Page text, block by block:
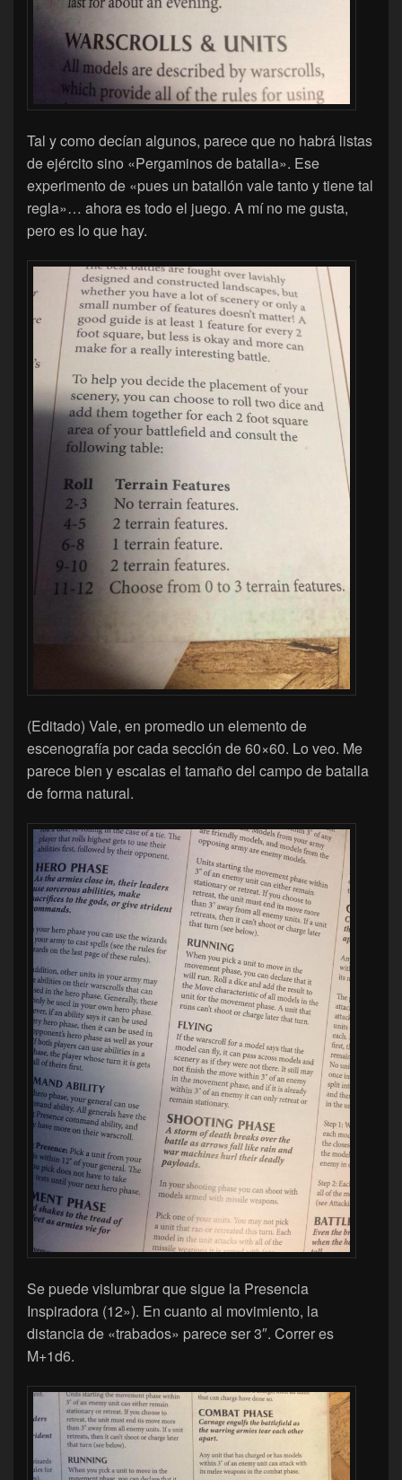
Tal y como decían algunos, parece que no habrá listas
de ejército sino «Pergaminos de batalla». Ese
experimento de «pues un batallón vale tanto y tiene tal
regla»… ahora es todo el juego. A mí no me gusta,
pero es lo que hay.
(Editado) Vale, en promedio un elemento de
escenografía por cada sección de 60×60. Lo veo. Me
parece bien y escalas el tamaño del campo de batalla
de forma natural.
Se puede vislumbrar que sigue la Presencia
Inspiradora (12»). En cuanto al movimiento, la
distancia de «trabados» parece ser 3″. Correr es
M+1d6.